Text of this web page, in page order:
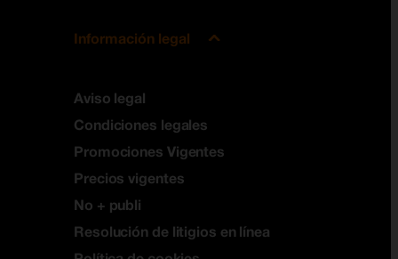
Información legal
Aviso legal
Condiciones legales
Promociones Vigentes
Precios vigentes
No + publi
Resolución de litigios en línea